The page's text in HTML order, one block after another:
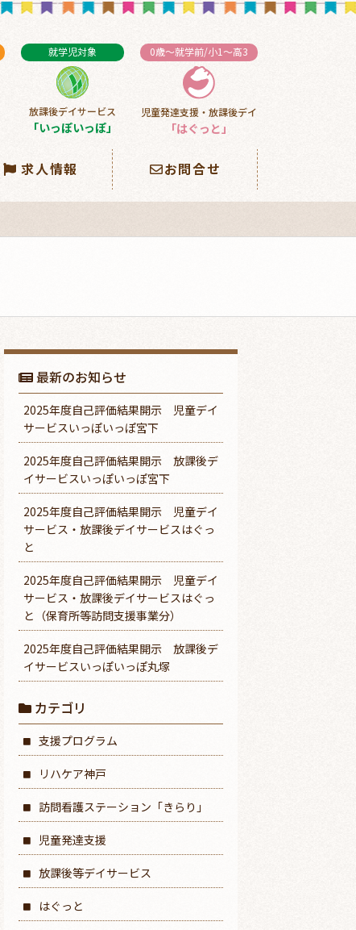
就学児対象
放課後デイサービス
「いっぽいっぽ」
0歳～就学前/小1～高3
児童発達支援・放課後デイ
「はぐっと」
求人情報 お問合せ
最新のお知らせ
2025年度自己評価結果開示 児童デイ
サービスいっぽいっぽ宮下
2025年度自己評価結果開示 放課後デ
イサービスいっぽいっぽ宮下
2025年度自己評価結果開示 児童デイ
サービス・放課後デイサービスはぐっ
と
2025年度自己評価結果開示 児童デイ
サービス・放課後デイサービスはぐっ
と（保育所等訪問支援事業分）
2025年度自己評価結果開示 放課後デ
イサービスいっぽいっぽ丸塚
カテゴリ
支援プログラム
リハケア神戸
訪問看護ステーション「きらり」
児童発達支援
放課後等デイサービス
はぐっと